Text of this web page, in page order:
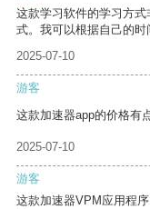
这款学习软件的学习方
式。我可以根据自己的时
2025-07-10
游客
这款加速器app的价格有
2025-07-10
游客
这款加速器VPM应用程